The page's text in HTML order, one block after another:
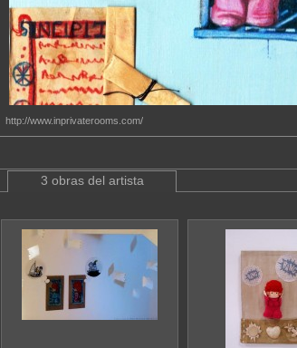
http://www.inprivaterooms.com/
3 obras del artista